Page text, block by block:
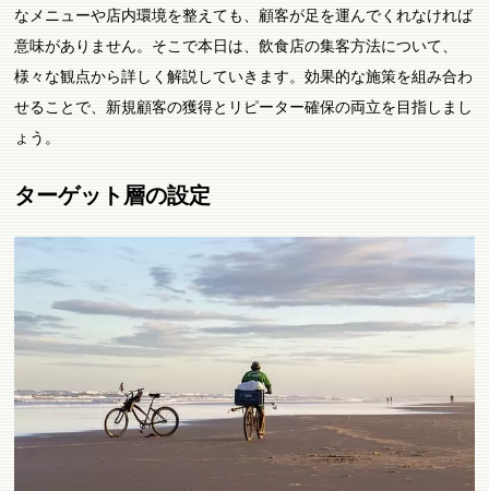
なメニューや店内環境を整えても、顧客が足を運んでくれなければ
意味がありません。そこで本日は、飲食店の集客方法について、
様々な観点から詳しく解説していきます。効果的な施策を組み合わ
せることで、新規顧客の獲得とリピーター確保の両立を目指しまし
ょう。
ターゲット層の設定